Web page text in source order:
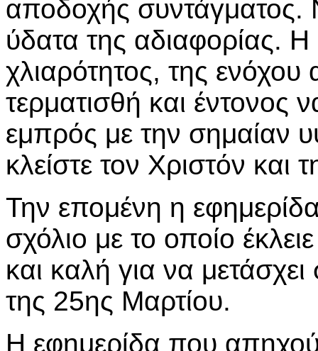
αποδοχής συντάγματος.
ύδατα της αδιαφορίας. Η
χλιαρότητος, της ενόχου
τερματισθή και
εμπρός με την σημαίαν
κλείστε τον Χριστόν και
Την επομένη η
σχόλιο με το οποίο
και καλή για να
της 25ης Μαρτίου.
Η εφημερίδα που